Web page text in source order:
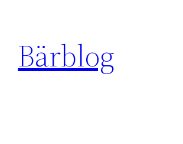
springen
Bärblog